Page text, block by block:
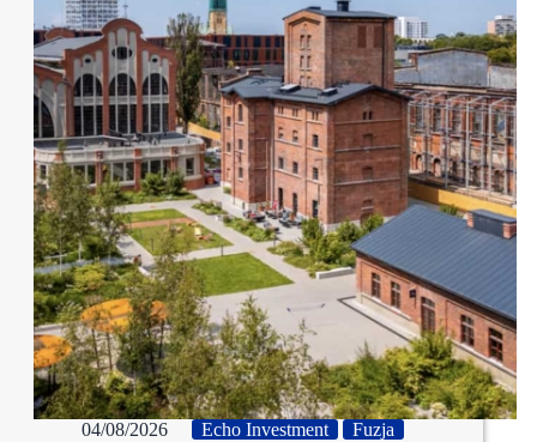
04/08/2026 Echo Investment Fuzja